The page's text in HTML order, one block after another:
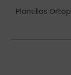
Plantillas